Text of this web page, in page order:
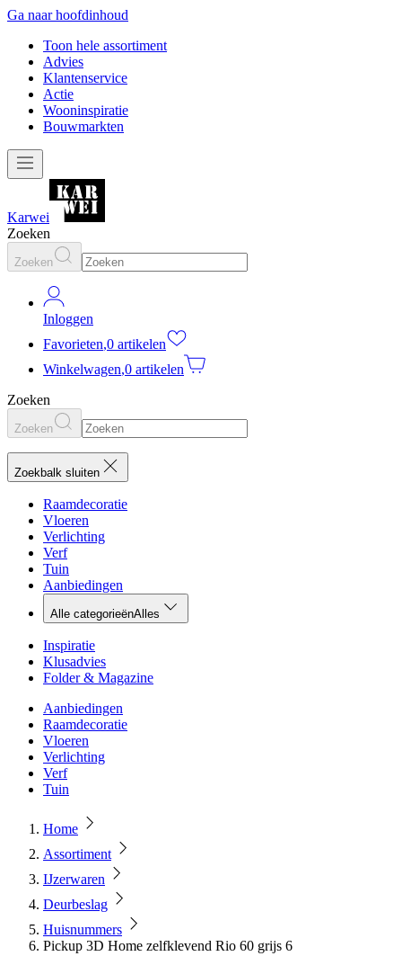
Ga naar hoofdinhoud
Toon hele assortiment
Advies
Klantenservice
Actie
Wooninspiratie
Bouwmarkten
Karwei
Zoeken
Zoeken
Inloggen
Favorieten,0 artikelen
Winkelwagen,0 artikelen
Zoeken
Zoeken
Zoekbalk sluiten
Raamdecoratie
Vloeren
Verlichting
Verf
Tuin
Aanbiedingen
Alle categorieënAlles
Inspiratie
Klusadvies
Folder & Magazine
Aanbiedingen
Raamdecoratie
Vloeren
Verlichting
Verf
Tuin
Home
Assortiment
IJzerwaren
Deurbeslag
Huisnummers
Pickup 3D Home zelfklevend Rio 60 grijs 6